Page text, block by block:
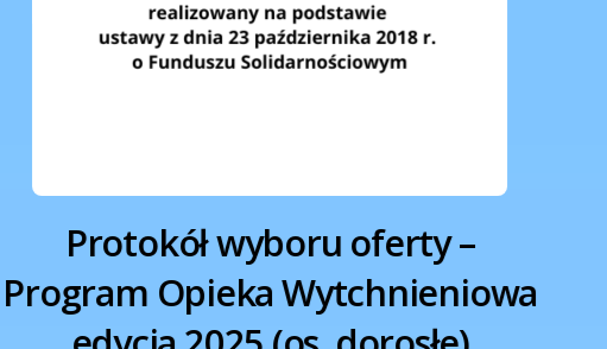
Protokół wyboru oferty –
Program Opieka Wytchnieniowa